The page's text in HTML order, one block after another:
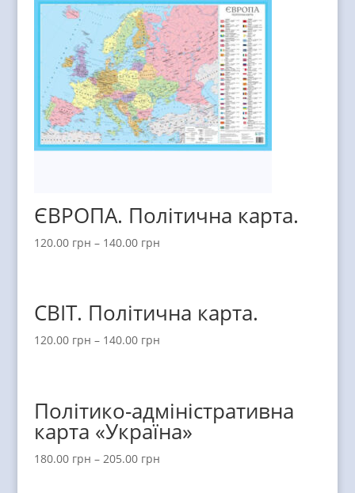
ЄВРОПА. Політична карта.
120.00 грн – 140.00 грн
СВІТ. Політична карта.
120.00 грн – 140.00 грн
Політико-адміністративна
карта «Україна»
180.00 грн – 205.00 грн